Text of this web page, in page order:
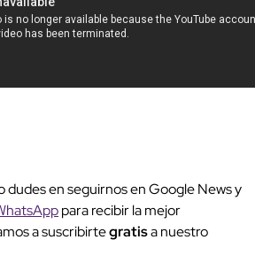
dudes en seguirnos en Google News y
para recibir la mejor
a suscribirtegratisa nuestro